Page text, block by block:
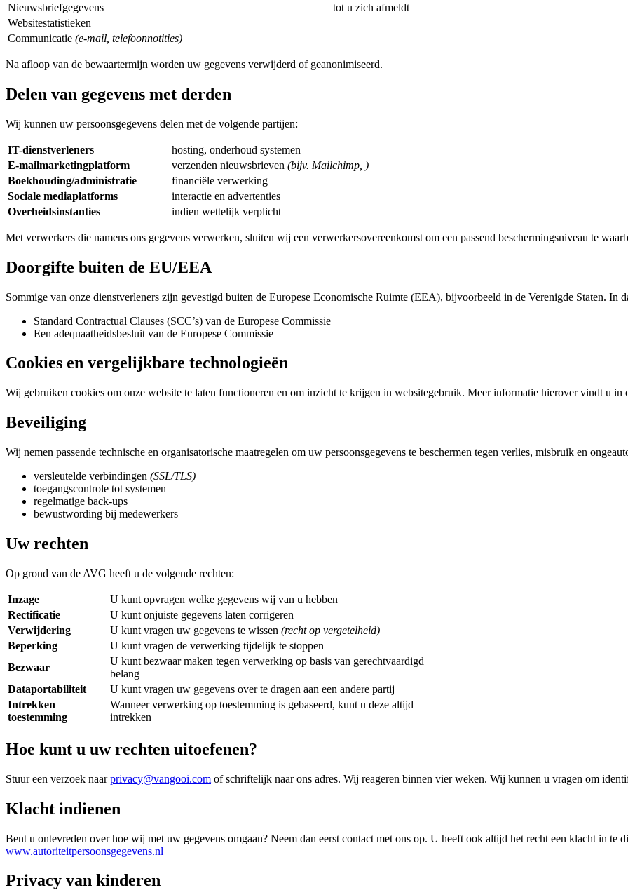
Nieuwsbriefgegevens
tot u zich afmeldt
Websitestatistieken
Communicatie (e-mail, telefoonnotities)
Na afloop van de bewaartermijn worden uw gegevens verwijderd of geanonimiseerd.
Delen van gegevens met derden
Wij kunnen uw persoonsgegevens delen met de volgende partijen:
IT-dienstverleners
hosting, onderhoud systemen
E-mailmarketingplatform
verzenden nieuwsbrieven (bijv. Mailchimp, )
Boekhouding/administratie
financiële verwerking
Sociale mediaplatforms
interactie en advertenties
Overheidsinstanties
indien wettelijk verplicht
Met verwerkers die namens ons gegevens verwerken, sluiten wij een verwerkersovereenkomst om een passend beschermingsniveau te
Doorgifte buiten de EU/EEA
Sommige van onze dienstverleners zijn gevestigd buiten de Europese Economische Ruimte (EEA), bijvoorbeeld in de Verenigde Staten. In
Standard Contractual Clauses (SCC’s) van de Europese Commissie
Een adequaatheidsbesluit van de Europese Commissie
Cookies en vergelijkbare technologieën
Wij gebruiken cookies om onze website te laten functioneren en om inzicht te krijgen in websitegebruik. Meer informatie hierover vindt u in
Beveiliging
Wij nemen passende technische en organisatorische maatregelen om uw persoonsgegevens te beschermen tegen verlies, misbruik en
versleutelde verbindingen (SSL/TLS)
toegangscontrole tot systemen
regelmatige back-ups
bewustwording bij medewerkers
Uw rechten
Op grond van de AVG heeft u de volgende rechten:
Inzage
U kunt opvragen welke gegevens wij van u hebben
Rectificatie
U kunt onjuiste gegevens laten corrigeren
Verwijdering
U kunt vragen uw gegevens te wissen (recht op vergetelheid)
Beperking
U kunt vragen de verwerking tijdelijk te stoppen
Bezwaar
U kunt bezwaar maken tegen verwerking op basis van gerechtvaardigd
belang
Dataportabiliteit
U kunt vragen uw gegevens over te dragen aan een andere partij
Intrekken
toestemming
Wanneer verwerking op toestemming is gebaseerd, kunt u deze altijd
intrekken
Hoe kunt u uw rechten uitoefenen?
Stuur een verzoek naarprivacy@vangooi.com of schriftelijk naar ons adres. Wij reageren binnen vier weken. Wij kunnen u vragen om
Klacht indienen
Bent u ontevreden over hoe wij met uw gegevens omgaan? Neem dan eerst contact met ons op. U heeft ook altijd het recht een klacht in te
www.autoriteitpersoonsgegevens.nl
Privacy van kinderen